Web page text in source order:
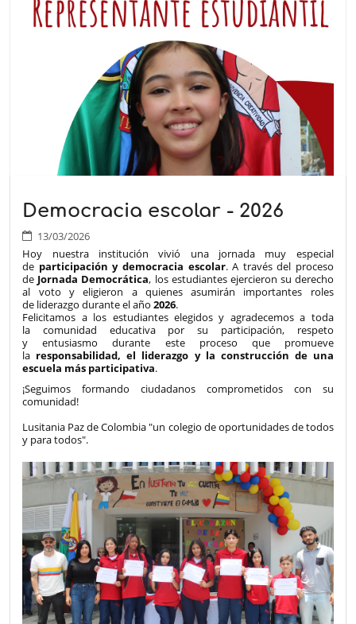
Democracia escolar - 2026
13/03/2026
Hoy nuestra institución vivió una jornada muy especial
de participación y democracia escolar. A través del proceso
de Jornada Democrática, los estudiantes ejercieron su derecho
al voto y eligieron a quienes asumirán importantes roles
de liderazgo durante el año2026.
Felicitamos a los estudiantes elegidos y agradecemos a toda
la comunidad educativa por su participación, respeto
y entusiasmo durante este proceso que promueve
la responsabilidad, el liderazgo y la construcción de una
escuela más participativa.
¡Seguimos formando ciudadanos comprometidos con su
comunidad!
Lusitania Paz de Colombia "un colegio de oportunidades de todos
y para todos".